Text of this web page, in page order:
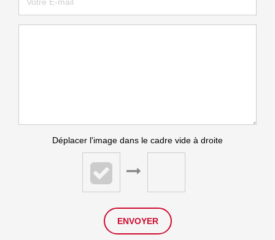
Déplacer l'image dans le cadre vide à droite
ENVOYER